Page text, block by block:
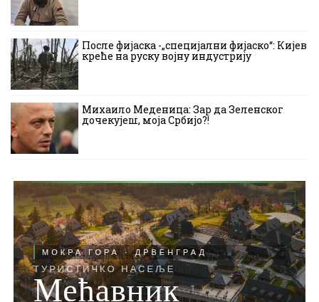
После фијаска -„специјални фијаско“: Кијев
креће на руску војну индустрију
Михаило Меденица: Зар да Зеленског
дочекујеш, моја Србијо?!